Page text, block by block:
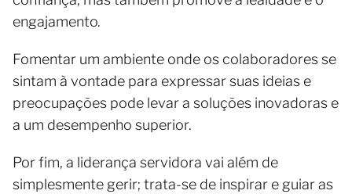
engajamento.
Fomentar um ambiente onde os colaboradores se
sintam à vontade para expressar suas ideias e
preocupações pode levar a soluções inovadoras e
a um desempenho superior.
Por fim, a liderança servidora vai além de
simplesmente gerir; trata-se de inspirar e guiar as